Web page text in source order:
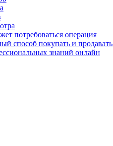
потребоваться операция
способ покупать и продавать
знаний онлайн